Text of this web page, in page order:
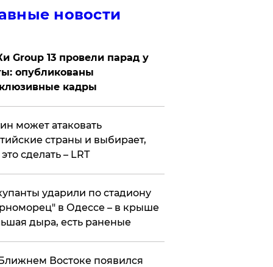
новости
Group 13 провели парад у
опубликованы
кадры
может атаковать
страны и выбирает,
сделать – LRT
ударили по стадиону
в Одессе – в крыше
дыра, есть раненые
Востоке появился